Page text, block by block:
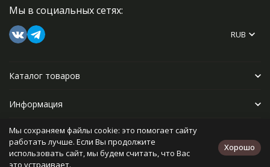
Мы в социальных сетях:
RUB
Каталог товаров
Информация
Прочее
Мы сохраняем файлы cookie: это помогает сайту
работать лучше. Если Вы продолжите
использовать сайт, мы будем считать, что Вас
это устраивает.
Хорошо